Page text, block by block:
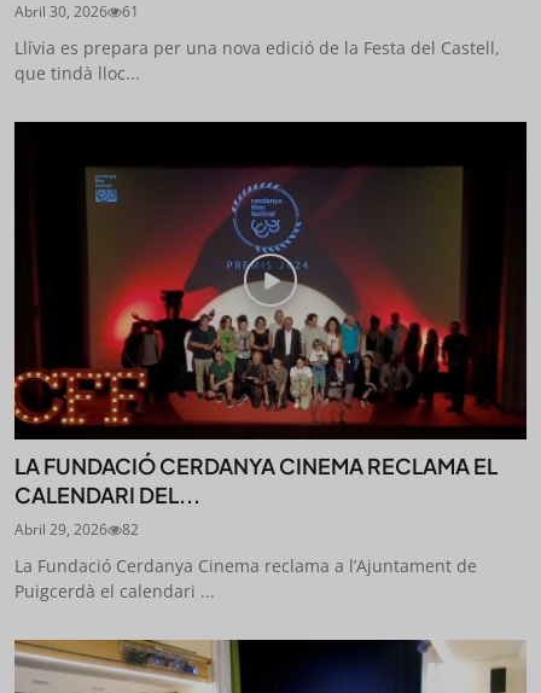
Abril 30, 2026 61
Llívia es prepara per una nova edició de la Festa del Castell,
que tindà lloc...
LA FUNDACIÓ CERDANYA CINEMA RECLAMA EL
CALENDARI DEL...
Abril 29, 2026 82
La Fundació Cerdanya Cinema reclama a l’Ajuntament de
Puigcerdà el calendari ...